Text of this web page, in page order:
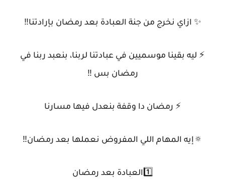
✨ ازاي نخرج من جنة العبادة بعد رمضان بإرادتنا‼️
⚡️ ليه بقينا موسميين في عبادتنا لربنا، بنعبد ربنا في
رمضان بس ‼️
⚡️ رمضان دا وقفة بنعدل فيها مسارنا
🔅إيه المهام اللي المفروض نعملها بعد رمضان‼️
1️⃣العبادة بعد رمضان